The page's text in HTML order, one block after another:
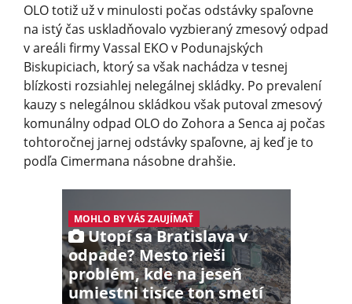
OLO totiž už v minulosti počas odstávky spaľovne
na istý čas uskladňovalo vyzbieraný zmesový odpad
v areáli firmy Vassal EKO v Podunajských
Biskupiciach, ktorý sa však nachádza v tesnej
blízkosti rozsiahlej nelegálnej skládky. Po prevalení
kauzy s nelegálnou skládkou však putoval zmesový
komunálny odpad OLO do Zohora a Senca aj počas
tohtoročnej jarnej odstávky spaľovne, aj keď je to
podľa Cimermana násobne drahšie.
MOHLO BY VÁS ZAUJÍMAŤ
Utopí sa Bratislava v
odpade? Mesto rieši
problém, kde na jeseň
umiestni tisíce ton smetí